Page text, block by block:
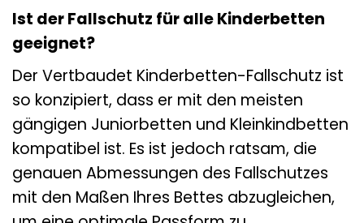
Ist der Fallschutz für alle Kinderbetten
geeignet?
Der Vertbaudet Kinderbetten-Fallschutz ist
so konzipiert, dass er mit den meisten
gängigen Juniorbetten und Kleinkindbetten
kompatibel ist. Es ist jedoch ratsam, die
genauen Abmessungen des Fallschutzes
mit den Maßen Ihres Bettes abzugleichen,